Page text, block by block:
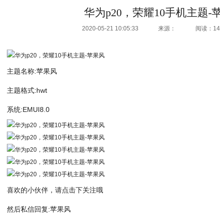
华为p20，荣耀10手机主题-
2020-05-21 10:05:33 来源： 阅读：
主题名称:苹果风
主题格式:hwt
系统:EMUI8.0
喜欢的小伙伴，请点击下关注哦
然后私信回复:苹果风